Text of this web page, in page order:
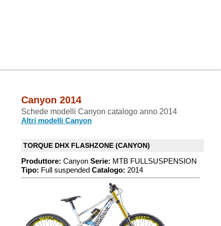
Canyon 2014
Schede modelli Canyon catalogo anno 2014
Altri modelli Canyon
TORQUE DHX FLASHZONE (CANYON)
Produttore: Canyon Serie: MTB FULLSUSPENSION
Tipo: Full suspended Catalogo: 2014